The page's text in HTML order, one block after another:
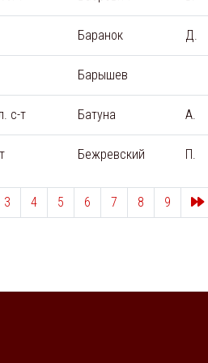
Баранок Д.
Барышев
с-т Батуна А.
Бежревский П.
3 4 5 6 7 8 9